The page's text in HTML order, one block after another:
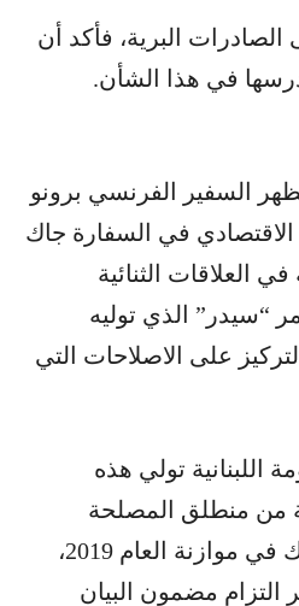
البرية، فأكد أن
في هذا الشأن.
السفير الفرنسي برونو
في السفارة جاك
العلاقات الثنائية
“سيدر” الذي توليه
على الاصلاحات التي
اللبنانية تولي هذه
من منطلق المصلحة
اللبنانية. وسينعكس ذلك في موازنة العام 2019،
التزام مضمون البيان